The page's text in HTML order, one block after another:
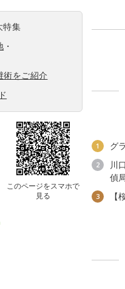
特集
・
術をご紹介
このページをスマホで
見る
1 グ
2
川
偵
3
【